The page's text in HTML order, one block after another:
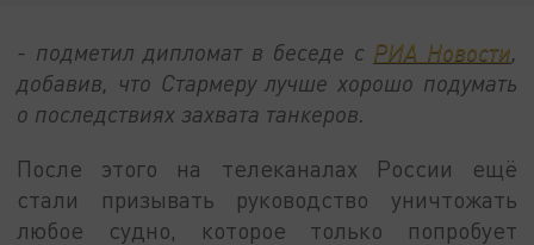
- подметил дипломат в беседе с РИА Новости,
добавив, что Стармеру лучше хорошо подумать
о последствиях захвата танкеров.
После этого на телеканалах России ещё
стали призывать руководство уничтожать
любое судно, которое только попробует